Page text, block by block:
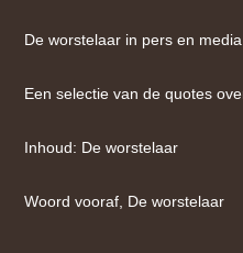
De worstelaar in pers en media
Een selectie van de quotes
Inhoud: De worstelaar
Woord vooraf, De worstelaar